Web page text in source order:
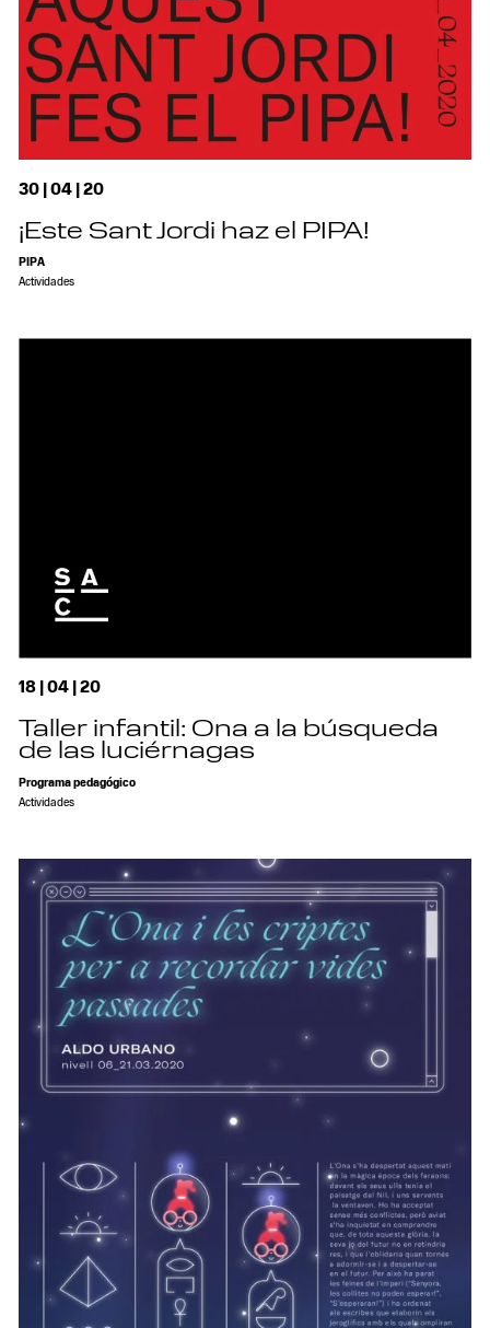
30 | 04 | 20
¡Este Sant Jordi haz el PIPA!
PIPA
Actividades
18 | 04 | 20
Taller infantil: Ona a la búsqueda
de las luciérnagas
Programa pedagógico
Actividades